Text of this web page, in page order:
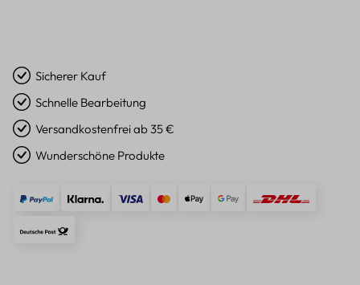
Sicherer Kauf
Schnelle Bearbeitung
Versandkostenfrei ab 35 €
Wunderschöne Produkte